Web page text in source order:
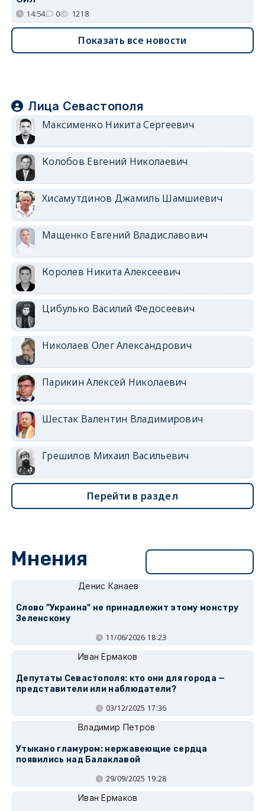
14:54 0 1218
Показать все новости
Лица Севастополя
Максименко Никита Сергеевич
Колобов Евгений Николаевич
Хисамутдинов Джамиль Шамшиевич
Мащенко Евгений Владиславович
Королев Никита Алексеевич
Цибулько Василий Федосеевич
Николаев Олег Александрович
Парикин Алексей Николаевич
Шестак Валентин Владимирович
Грешилов Михаил Васильевич
Перейти в раздел
Мнения
Денис Канаев
Слово "Украина" не принадлежит этому монстру
Зеленскому
11/06/2026 18:23
Иван Ермаков
Депутаты Севастополя: кто они для города —
представители или наблюдатели?
03/12/2025 17:36
Владимир Петров
Утыкано гламуром: нержавеющие сердца
появились над Балаклавой
29/09/2025 19:28
Иван Ермаков